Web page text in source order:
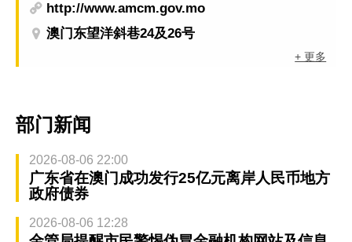
http://www.amcm.gov.mo
澳门东望洋斜巷24及26号
+ 更多
部门新闻
2026-08-06 22:00
广东省在澳门成功发行25亿元离岸人民币地方
政府债券
2026-08-06 12:28